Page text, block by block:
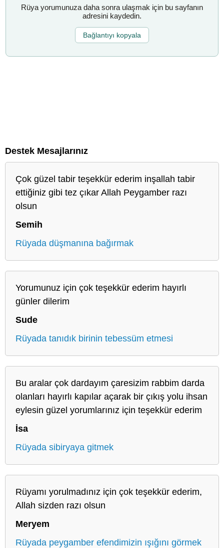
Rüya yorumunuza daha sonra ulaşmak için bu sayfanın
adresini kaydedin.
Bağlantıyı kopyala
Destek Mesajlarınız
Çok güzel tabir teşekkür ederim inşallah tabir
ettiğiniz gibi tez çıkar Allah Peygamber razı
olsun
Semih
Rüyada düşmanına bağırmak
Yorumunuz için çok teşekkür ederim hayırlı
günler dilerim
Sude
Rüyada tanıdık birinin tebessüm etmesi
Bu aralar çok dardayım çaresizim rabbim darda
olanları hayırlı kapılar açarak bir çıkış yolu ihsan
eylesin güzel yorumlarınız için teşekkür ederim
İsa
Rüyada sibiryaya gitmek
Rüyamı yorulmadınız için çok teşekkür ederim,
Allah sizden razı olsun
Meryem
Rüyada peygamber efendimizin ışığını görmek